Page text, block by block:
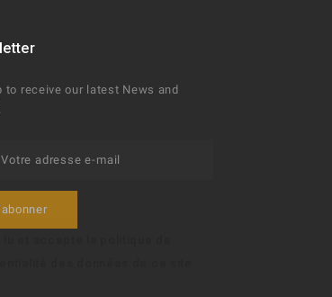
to receive our latest News and